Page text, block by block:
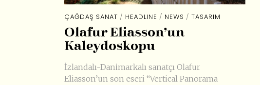
ÇAĞDAŞ SANAT / HEADLINE / NEWS / TASARIM
Olafur Eliasson’un
Kaleydoskopu
İzlandalı-Danimarkalı sanatçı Olafur
Eliasson’un son eseri “Vertical Panorama